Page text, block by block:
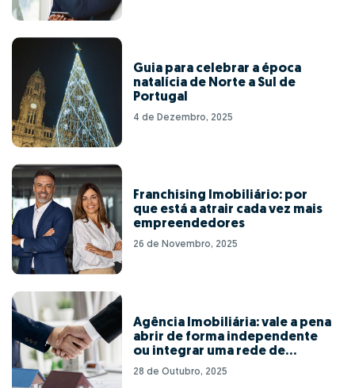
Guia para celebrar a época
natalícia de Norte a Sul de
Portugal
4 de Dezembro, 2025
Franchising Imobiliário: por
que está a atrair cada vez mais
empreendedores
26 de Novembro, 2025
Agência Imobiliária: vale a pena
abrir de forma independente
ou integrar uma rede de
franchising?
28 de Outubro, 2025